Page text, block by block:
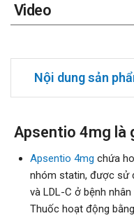
Video
Nội dung sản
Apsentio 4mg là
Apsentio 4mg chứa
nhóm statin, được sử
và LDL-C ở bệnh
Thuốc hoạt động